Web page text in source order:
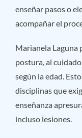
enseñar pasos o
acompañar el
Marianela Laguna
postura, al
según la edad.
disciplinas que
enseñanza
incluso lesiones.